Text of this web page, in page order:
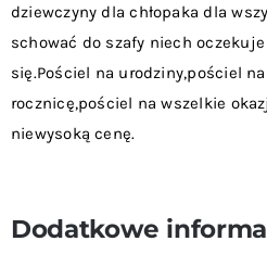
dziewczyny dla chłopaka dla
schować do szafy niech
się.Pościel na urodziny,pościel
rocznicę,pościel na wszelkie
niewysoką cenę.
Dodatkowe